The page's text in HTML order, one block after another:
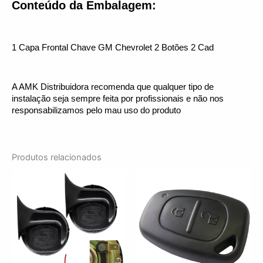
Conteúdo da Embalagem:
1 Capa Frontal Chave GM Chevrolet 2 Botões 2 Cad
A AMK Distribuidora recomenda que qualquer tipo de
instalação seja sempre feita por profissionais e não nos
responsabilizamos pelo mau uso do produto
Produtos relacionados